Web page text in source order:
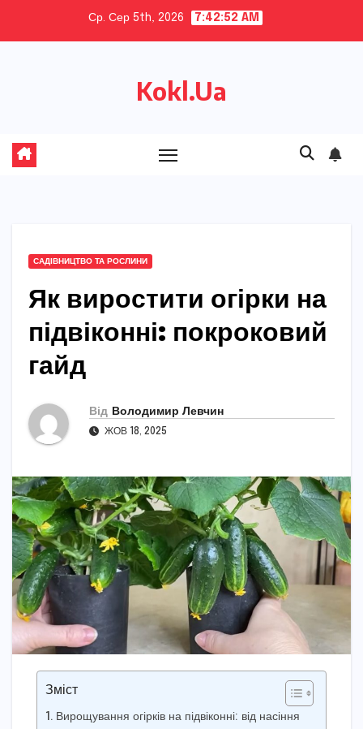
Ср. Сер 5th, 2026 7:42:53 AM
Kokl.Ua
САДІВНИЦТВО ТА РОСЛИНИ
Як виростити огірки на
підвіконні: покроковий
гайд
Від Володимир Левчин
ЖОВ 18, 2025
Зміст
Вирощування огірків на підвіконні: від насіння